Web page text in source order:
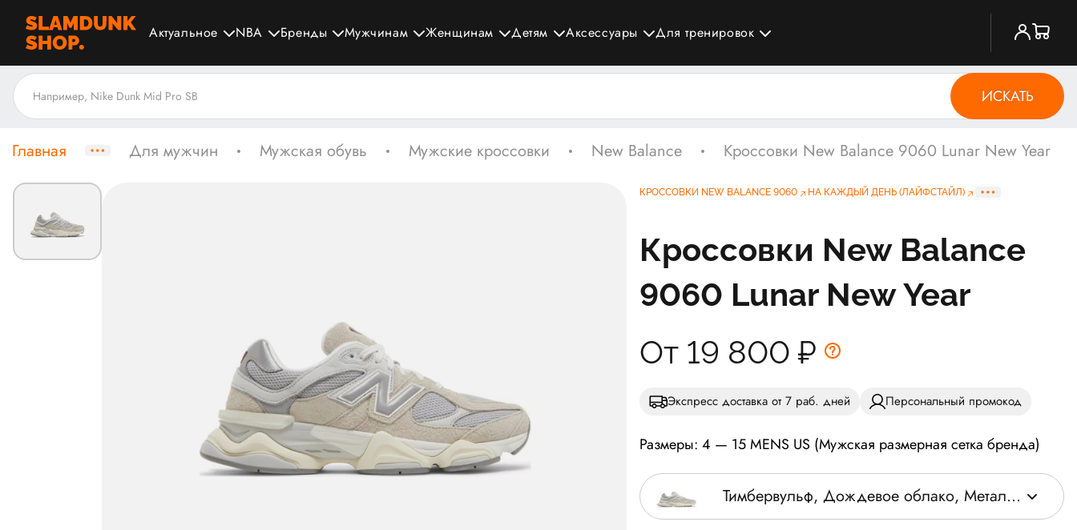
Актуальное NBA Бренды Мужчинам Женщинам Детям Аксессуары Для тренировок
ИСКАТЬ
Главная Для мужчин Мужская обувь Мужские кроссовки New Balance Кроссовки New Balance 9060 Lunar New Year
КРОССОВКИ NEW BALANCE 9060 НА КАЖДЫЙ ДЕНЬ (ЛАЙФСТАЙЛ)
Кроссовки New Balance
9060 Lunar New Year
От 19 800 ₽
Экспресс доставка от 7 раб. дней Персональный промокод
Размеры: 4 — 15 MENS US (Мужская размерная сетка бренда)
Тимбервульф, Дождевое облако, Металлик-серебряный